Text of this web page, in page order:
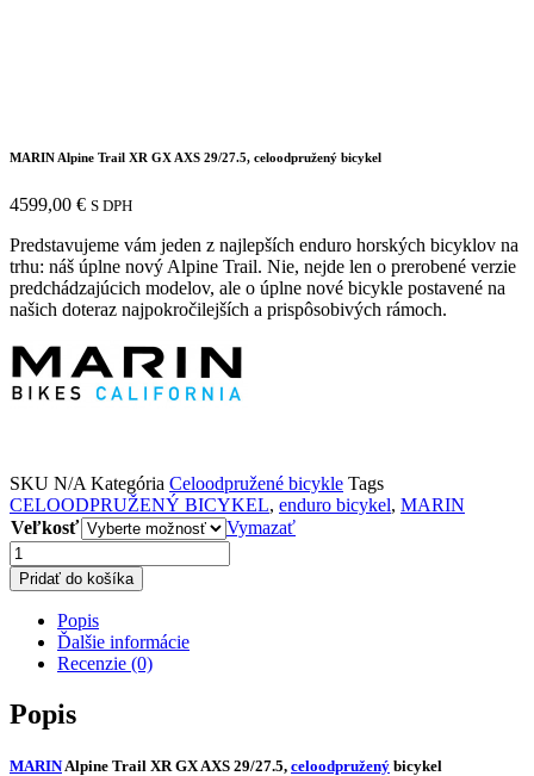
MARIN Alpine Trail XR GX AXS 29/27.5, celoodpružený bicykel
4599,00 € S DPH
Predstavujeme vám jeden z najlepších enduro horských bicyklov na
trhu: náš úplne nový Alpine Trail. Nie, nejde len o prerobené verzie
predchádzajúcich modelov, ale o úplne nové bicykle postavené na
našich doteraz najpokročilejších a prispôsobivých rámoch.
SKU N/A Kategória Celoodpružené bicykle Tags
CELOODPRUŽENÝ BICYKEL, enduro bicykel, MARIN
Veľkosť
Vymazať
množstvo
MARIN
Alpine
Trail
29/27.5,
celoodpružený
Pridať do košíka
Popis
Ďalšie informácie
Recenzie (0)
Popis
MARINAlpine Trail XR GX AXS 29/27.5, celoodpružený bicykel